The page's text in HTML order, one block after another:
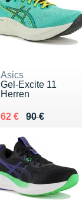
Asics
Gel-Excite 11
Herren
90 €
Au lieu de 90 €
62 €
Vendu 62 €